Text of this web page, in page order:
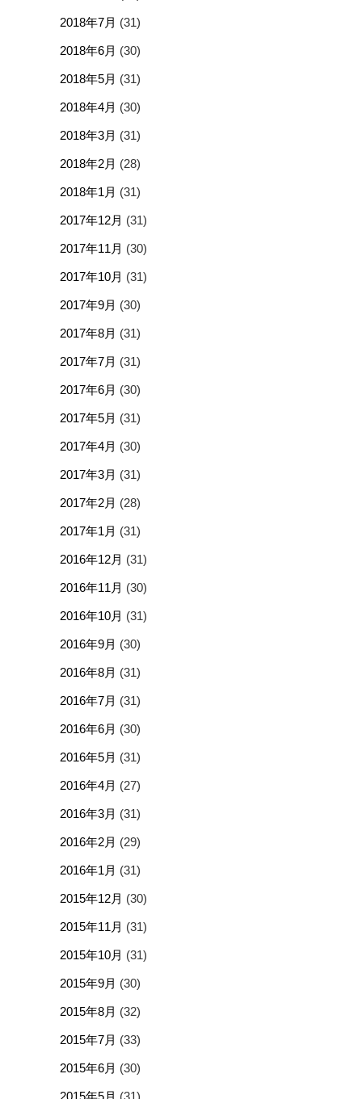
2018年7月 (31)
2018年6月 (30)
2018年5月 (31)
2018年4月 (30)
2018年3月 (31)
2018年2月 (28)
2018年1月 (31)
2017年12月 (31)
2017年11月 (30)
2017年10月 (31)
2017年9月 (30)
2017年8月 (31)
2017年7月 (31)
2017年6月 (30)
2017年5月 (31)
2017年4月 (30)
2017年3月 (31)
2017年2月 (28)
2017年1月 (31)
2016年12月 (31)
2016年11月 (30)
2016年10月 (31)
2016年9月 (30)
2016年8月 (31)
2016年7月 (31)
2016年6月 (30)
2016年5月 (31)
2016年4月 (27)
2016年3月 (31)
2016年2月 (29)
2016年1月 (31)
2015年12月 (30)
2015年11月 (31)
2015年10月 (31)
2015年9月 (30)
2015年8月 (32)
2015年7月 (33)
2015年6月 (30)
2015年5月 (31)